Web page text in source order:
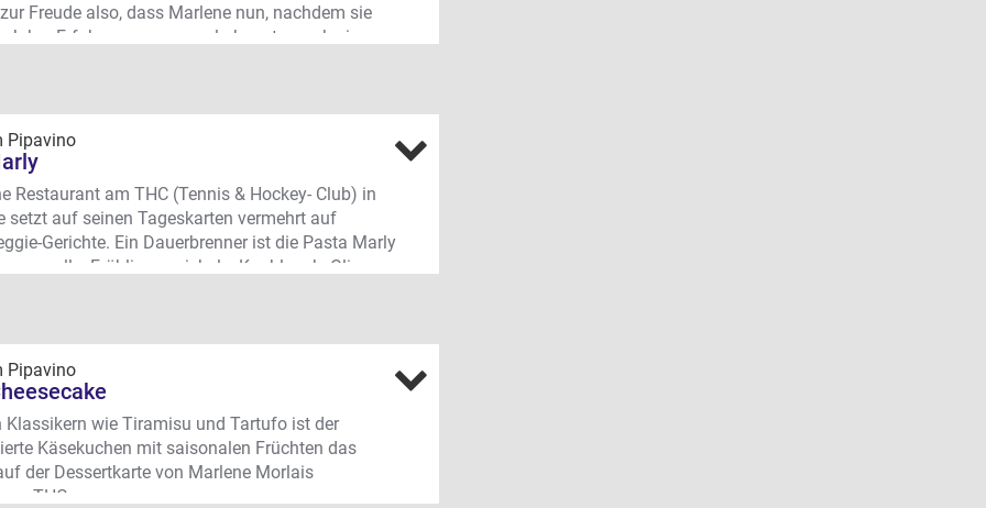
Freude also, dass Marlene nun, nachdem sie
Jahre Erfahrungen sammeln konnte, auch ein
italienische und andere mediterrane
werden ganz individuell auf euer Event und
abgestimmt. Personal und Service sind im
selbstverständlich enthalten, wie Aufbau
der kulinarischen Verköstigung. Auf Wunsch
Marlene auch Zelte, Mobiliar & Co.
Händchen für Deko, wie man an ihrem eigenen
gut erkennen kann. Auf Wunsch kann man sie für
Gestaltung des Events gleich mitbuchen.
& mediterrane Küche, Buffet, Menü oder
für 20 bis 150 Personen. Full Service (Aufbau,
Pipavino
Restaurant am THC (Tennis & Hockey- Club) in
setzt auf seinen Tageskarten vermehrt auf
Gerichte. Ein Dauerbrenner ist die Pasta Marly
Frühlingszwiebeln, Knoblauch, Oliven
Pipavino
Klassikern wie Tiramisu und Tartufo ist der
Käsekuchen mit saisonalen Früchten das
der Dessertkarte von Marlene Morlais
THC.